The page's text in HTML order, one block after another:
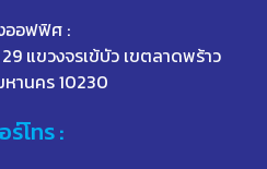
ออฟฟิศ :
แขวงจรเข้บัว เขตลาดพร้าว
านคร 10230
ร์โทร :